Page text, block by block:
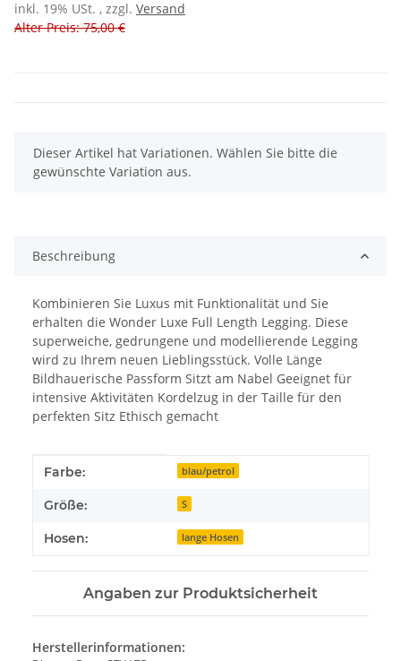
inkl. 19% USt. , zzgl. Versand
Alter Preis: 75,00 €
x
Dieser Artikel hat Variationen. Wählen Sie bitte die
gewünschte Variation aus.
Beschreibung
Kombinieren Sie Luxus mit Funktionalität und Sie
erhalten die Wonder Luxe Full Length Legging. Diese
superweiche, gedrungene und modellierende Legging
wird zu Ihrem neuen Lieblingsstück. Volle Länge
Bildhauerische Passform Sitzt am Nabel Geeignet für
intensive Aktivitäten Kordelzug in der Taille für den
perfekten Sitz Ethisch gemacht
Produkteigenschaft
Wert
Farbe: blau/petrol
Größe: S
Hosen: lange Hosen
Angaben zur Produktsicherheit
Herstellerinformationen: